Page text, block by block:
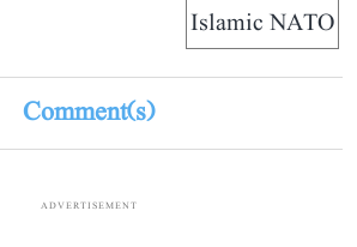
Islamic NATO
Comment(s)
ADVERTISEMENT